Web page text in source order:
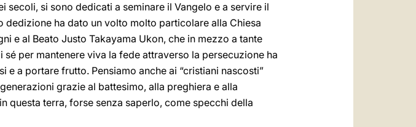
si sono dedicati a seminare il Vangelo e a servire il
ha dato un volto molto particolare alla Chiesa
e al Beato Justo Takayama Ukon, che in mezzo a tante
per mantenere viva la fede attraverso la persecuzione ha
a portare frutto. Pensiamo anche ai “cristiani nascosti”
grazie al battesimo, alla preghiera e alla
questa terra, forse senza saperlo, come specchi della